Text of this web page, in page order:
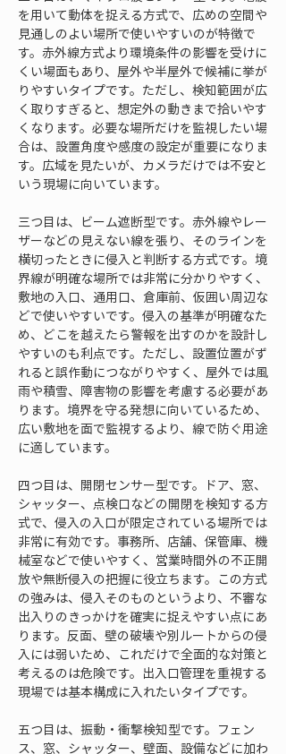
を用いて動体を捉える方式で、広めの空間や
見通しのよい場所で使いやすいのが特徴で
す。赤外線方式より環境条件の影響を受けに
くい場面もあり、屋外や半屋外で候補に挙が
りやすいタイプです。ただし、検知範囲が広
く取りすぎると、想定外の動きまで拾いやす
くなります。必要な場所だけを監視したい場
合は、設置角度や感度の設定が重要になりま
す。広域を見たいが、カメラだけでは不安と
いう現場に向いています。
三つ目は、ビーム遮断型です。赤外線やレー
ザーなどの見えない線を張り、そのラインを
横切ったときに侵入と判断する方式です。境
界線が明確な場所では非常に分かりやすく、
敷地の入口、通用口、倉庫前、仮囲い周辺な
どで使いやすいです。侵入の基準が明確なた
め、どこを越えたら警報を出すのかを設計し
やすいのも利点です。ただし、設置位置がず
れると誤作動につながりやすく、屋外では風
雨や積雪、障害物の影響を考慮する必要があ
ります。境界を守る発想に向いているため、
広い敷地を面で監視するより、線で防ぐ用途
に適しています。
四つ目は、開閉センサー型です。ドア、窓、
シャッター、点検口などの開閉を検知する方
式で、侵入の入口が限定されている場所では
非常に有効です。事務所、店舗、保管庫、機
械室などで使いやすく、営業時間外の不正開
放や無断侵入の把握に役立ちます。この方式
の強みは、侵入そのものというより、不審な
出入りのきっかけを確実に捉えやすい点にあ
ります。反面、壁の破壊や別ルートからの侵
入には弱いため、これだけで全面的な対策と
考えるのは危険です。出入口管理を重視する
現場では基本構成に入れたいタイプです。
五つ目は、振動・衝撃検知型です。フェン
ス、窓、シャッター、壁面、設備などに加わ